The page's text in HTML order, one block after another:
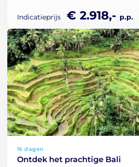
Indicatieprijs € 2.918,- p.p.
16 dagen
Ontdek het prachtige Bali